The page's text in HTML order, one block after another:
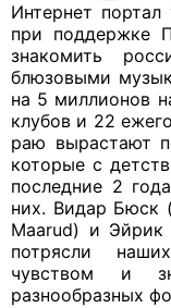
Интернет портал
при поддержке
знакомить
блюзовыми
на 5 миллионов
клубов и 22
раю вырастают
которые с
последние 2
них. Видар Бюск
Maarud) и Эйрик
потрясли
чувством и
разнообразных